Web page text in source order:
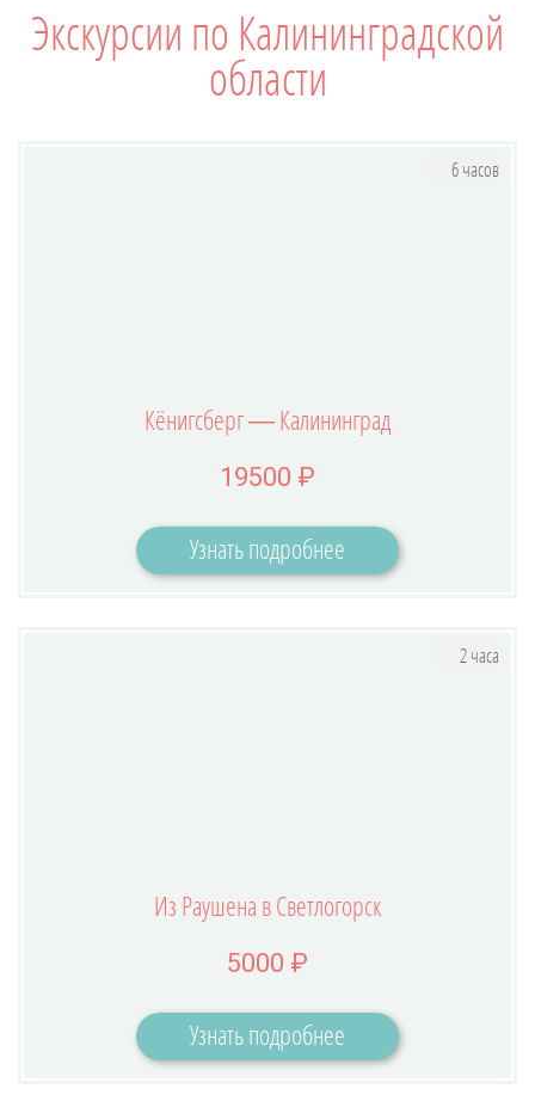
Экскурсии по Калининградской
области
6 часов
Кёнигсберг — Калининград
19500 ₽
Узнать подробнее
2 часа
Из Раушена в Светлогорск
5000 ₽
Узнать подробнее